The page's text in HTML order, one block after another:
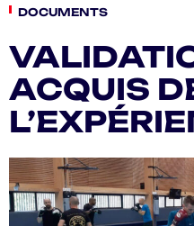
DOCUMENTS
ACQUIS